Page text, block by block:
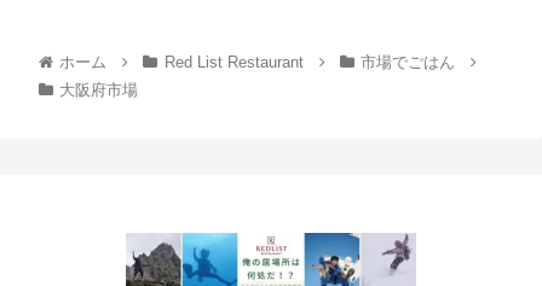
ホーム Red List Restaurant
市場でごはん
大阪府市場